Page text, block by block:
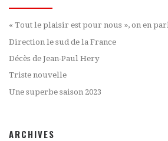
« Tout le plaisir est pour nous », on en
Direction le sud de la France
Décès de Jean-Paul Hery
Triste nouvelle
Une superbe saison 2023
ARCHIVES